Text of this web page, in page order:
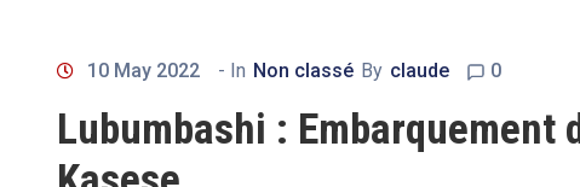
10 May 2022 - In Non classé By claude 0
Lubumbashi : Embarquement